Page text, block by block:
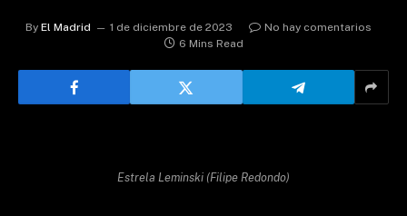
By El Madrid 1 de diciembre de 2023
No hay comentarios
6 Mins Read
Estrela Leminski (Filipe Redondo)